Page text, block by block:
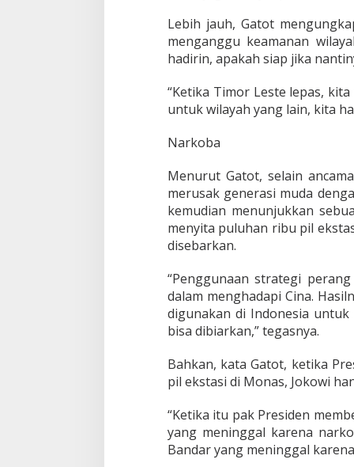
Lebih jauh, Gatot
menganggu keamanan
hadirin, apakah siap jika
“Ketika Timor Leste lepas,
untuk wilayah yang lain, kita
Narkoba
Menurut Gatot, selain
merusak generasi muda
kemudian menunjukkan
menyita puluhan ribu pil
disebarkan.
“Penggunaan strategi
dalam menghadapi Cina.
digunakan di Indonesia
bisa dibiarkan,” tegasnya.
Bahkan, kata Gatot, ketika
pil ekstasi di Monas, Jokowi
“Ketika itu pak Presiden
yang meninggal karena
Bandar yang meninggal